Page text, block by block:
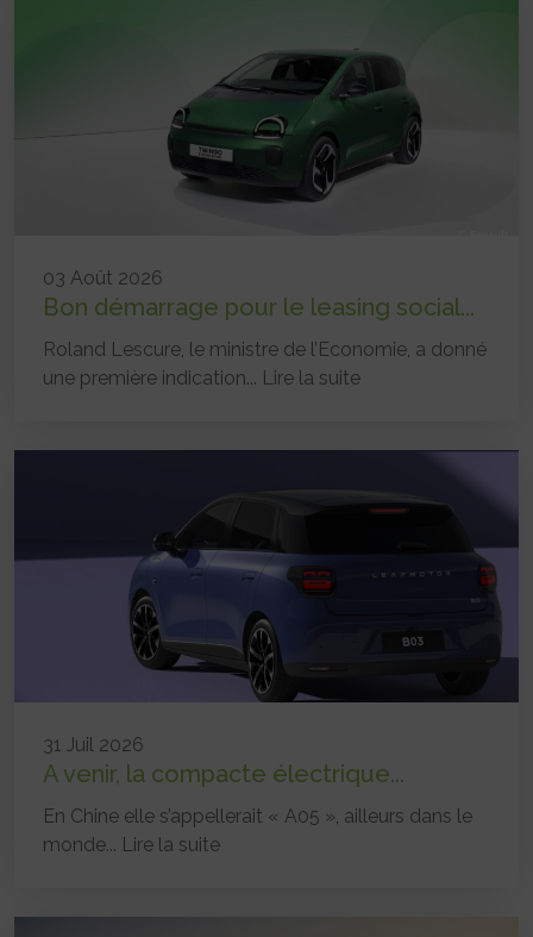
03 Août 2026
Bon démarrage pour le leasing social...
Roland Lescure, le ministre de l’Economie, a donné
une première indication... Lire la suite
31 Juil 2026
A venir, la compacte électrique...
En Chine elle s’appellerait « A05 », ailleurs dans le
monde... Lire la suite